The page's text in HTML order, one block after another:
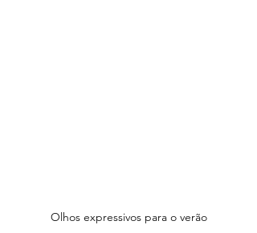
Olhos expressivos para o verão